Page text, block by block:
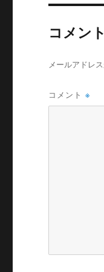
コメン
メールアドレ
コメント※